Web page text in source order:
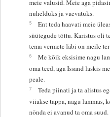
meie valusid. Meie aga
nuhelduks ja vaevatuks.
5
Ent teda haavati meie
süütegude tõttu. Karistus oli
tema vermete läbi on meile
6
Me kõik eksisime nagu
oma teed, aga Issand laskis
peale.
7
Teda piinati ja ta alistus
viiakse tappa, nagu lammas,
nõnda ei avanud ta oma suud.